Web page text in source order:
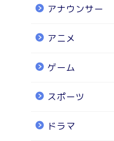
アナウンサー
アニメ
ゲーム
スポーツ
ドラマ